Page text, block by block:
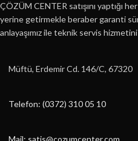
ÇÖZÜM CENTER satışını yaptığı
yerine getirmekle beraber garanti
anlayaşımız ile teknik servis
Müftü, Erdemir Cd. 146/C, 67320
Telefon: (0372) 310 05 10
Mail: satis@cozumcenter.com